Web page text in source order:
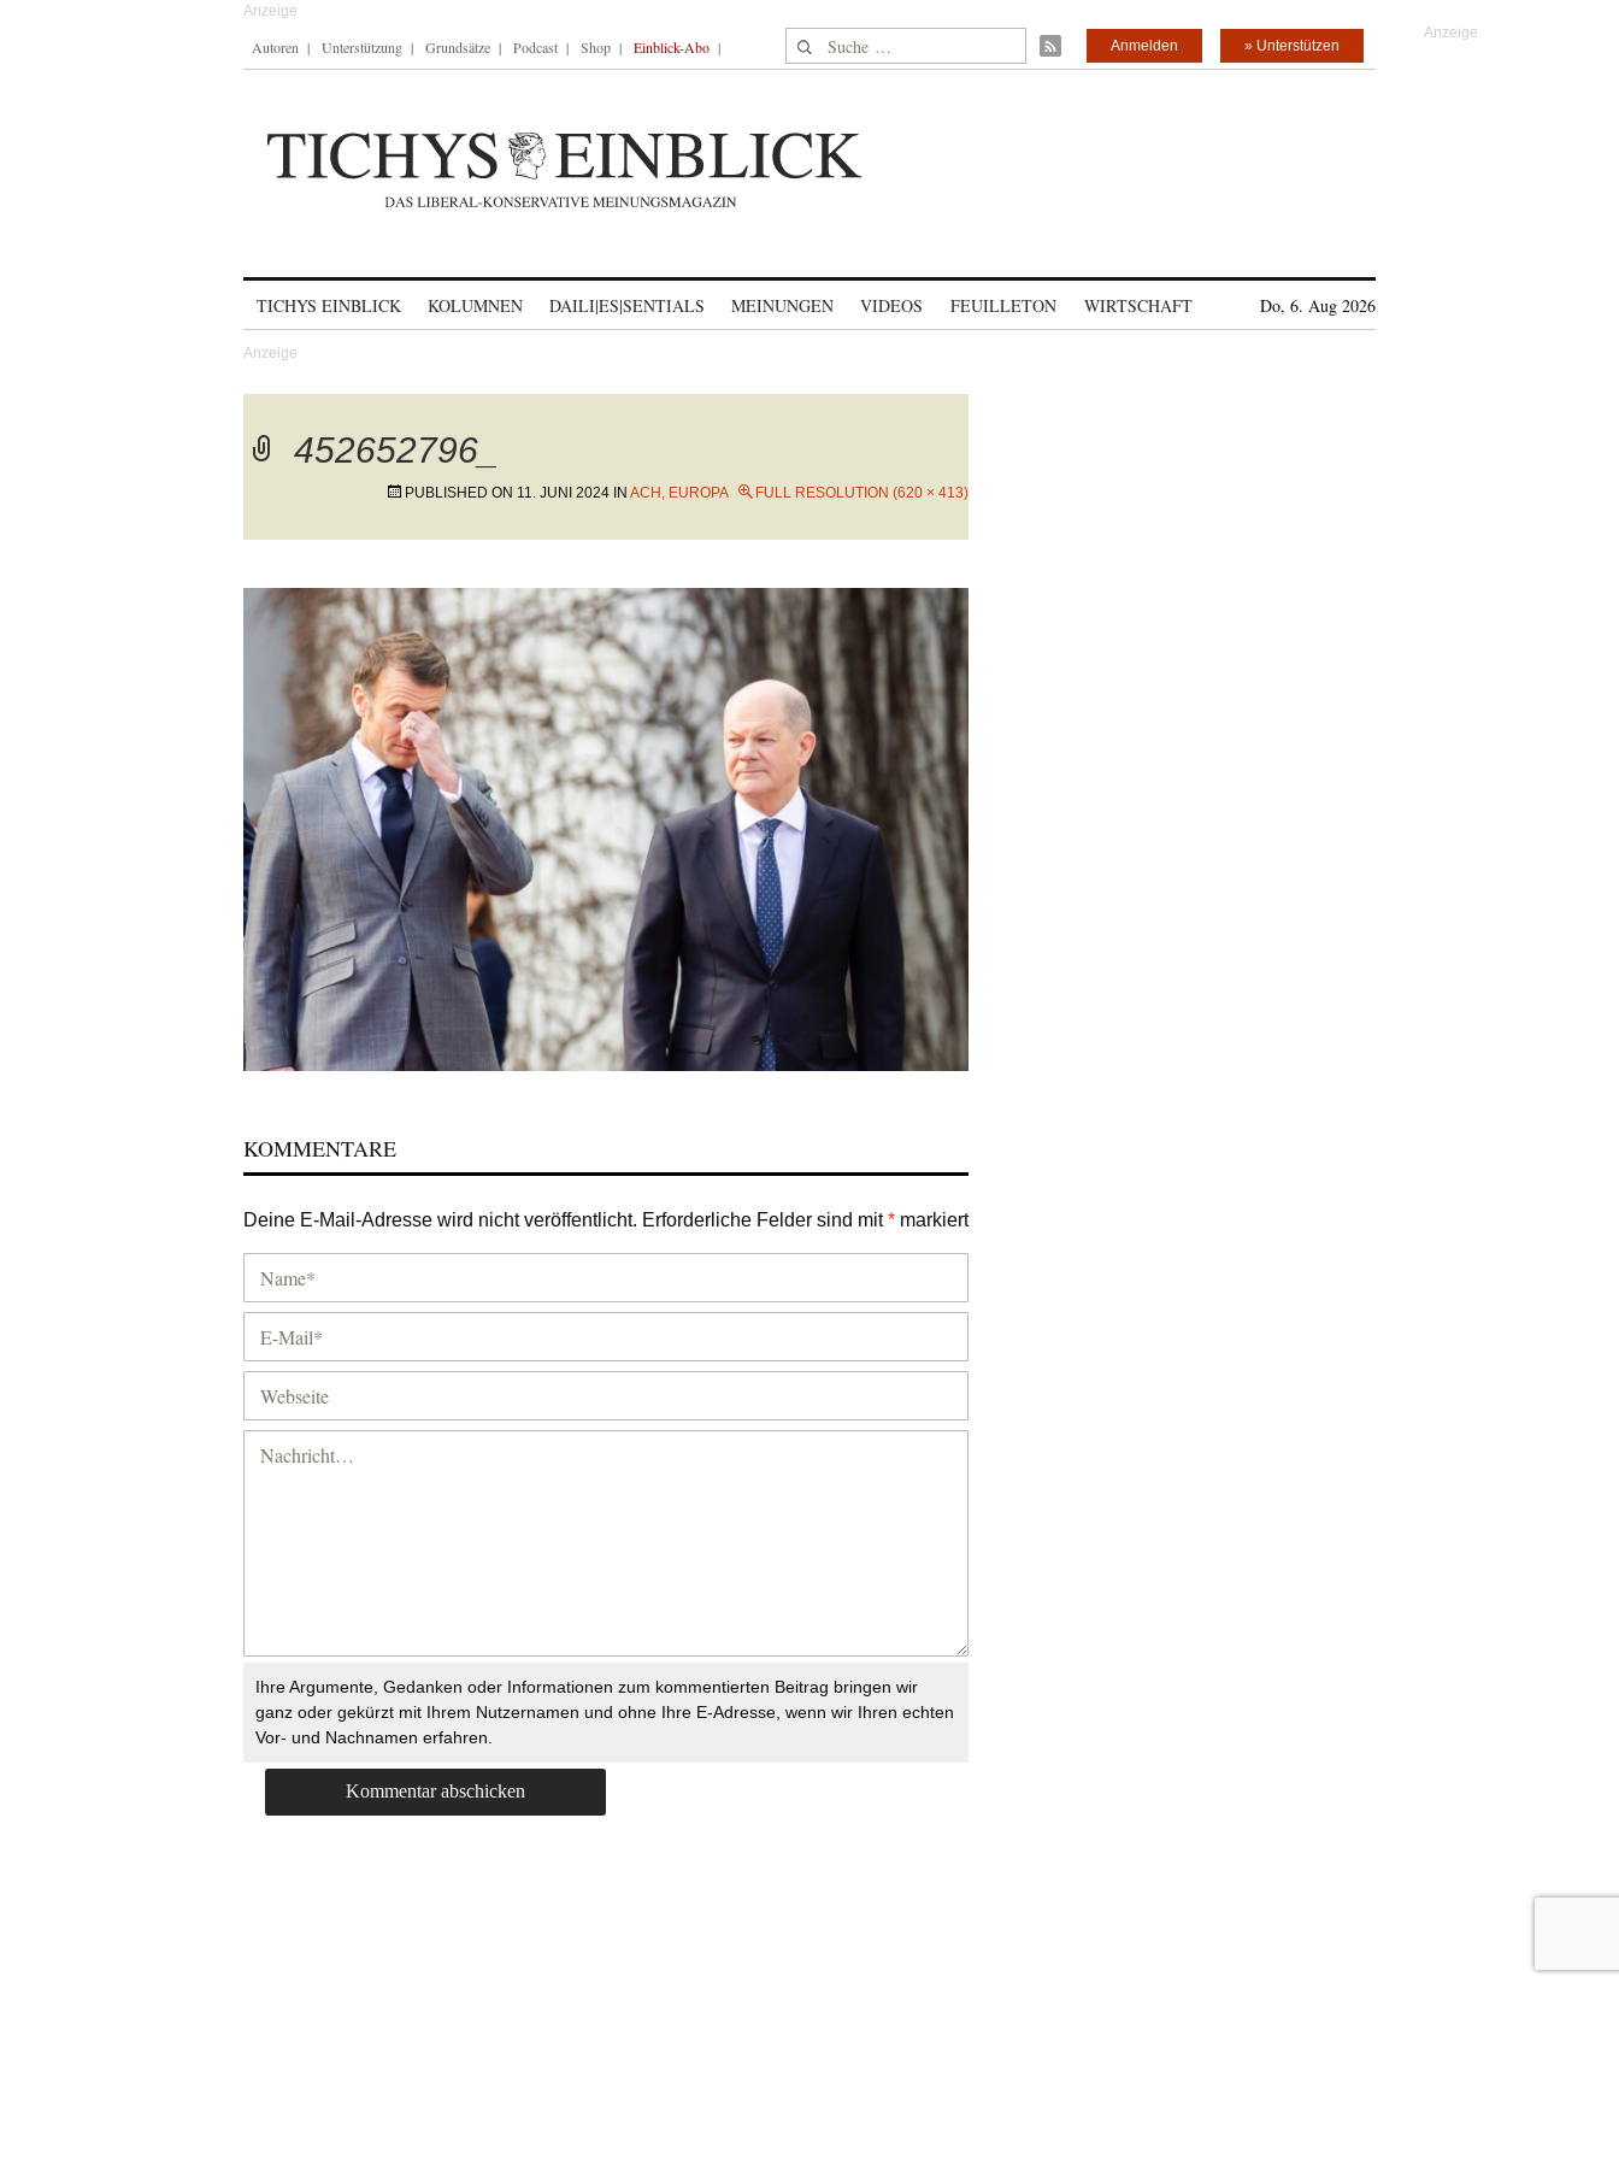
Autoren Unterstützung Grundsätze Podcast Shop Einblick-Abo Suche nach: » Unterstützen
Anmelden
TICHYS EINBLICK KOLUMNEN DAILI|ES|SENTIALS MEINUNGEN VIDEOS FEUILLETON WIRTSCHAFT Do, 6. Aug 2026
452652796_
PUBLISHED ON 11. JUNI 2024 IN ACH, EUROPA FULL RESOLUTION (620 × 413)
KOMMENTARE
Deine E-Mail-Adresse wird nicht veröffentlicht. Erforderliche Felder sind mit* markiert
Ihre Argumente, Gedanken oder Informationen zum kommentierten Beitrag bringen wir
ganz oder gekürzt mit Ihrem Nutzernamen und ohne Ihre E-Adresse, wenn wir Ihren echten
Vor- und Nachnamen erfahren.